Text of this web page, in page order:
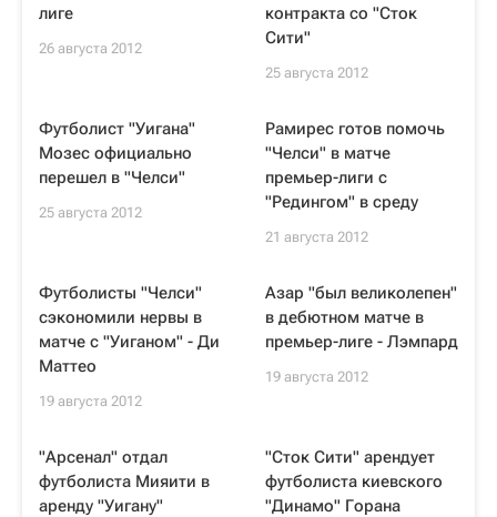
лиге
26 августа 2012
контракта со "Сток
Сити"
25 августа 2012
Футболист "Уигана"
Мозес официально
перешел в "Челси"
25 августа 2012
Рамирес готов помочь
"Челси" в матче
премьер-лиги с
"Редингом" в среду
21 августа 2012
Футболисты "Челси"
сэкономили нервы в
матче с "Уиганом" - Ди
Маттео
19 августа 2012
Азар "был великолепен"
в дебютном матче в
премьер-лиге - Лэмпард
19 августа 2012
"Арсенал" отдал
футболиста Мияити в
аренду "Уигану"
"Сток Сити" арендует
футболиста киевского
"Динамо" Горана